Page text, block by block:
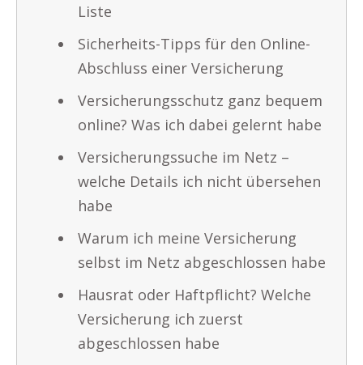
Liste
Sicherheits-Tipps für den Online-
Abschluss einer Versicherung
Versicherungsschutz ganz bequem
online? Was ich dabei gelernt habe
Versicherungssuche im Netz –
welche Details ich nicht übersehen
habe
Warum ich meine Versicherung
selbst im Netz abgeschlossen habe
Hausrat oder Haftpflicht? Welche
Versicherung ich zuerst
abgeschlossen habe